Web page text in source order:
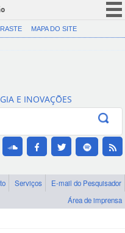
CORONAVÍRUS (COVID-19)
Canais
MAPA DO SITE
E INOVAÇÕES
Serviços
E-mail do Pesquisador
Área de imprensa